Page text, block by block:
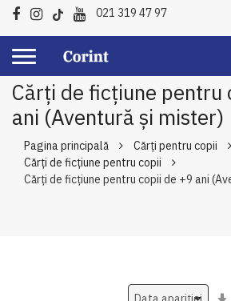
021 319 47 97
Cărți de ficțiune pentru
ani (Aventură și mister)
Pagina principală
Cărți pentru copii
Cărți de ficțiune pentru copii
Cărți de ficțiune pentru copii de +9 ani